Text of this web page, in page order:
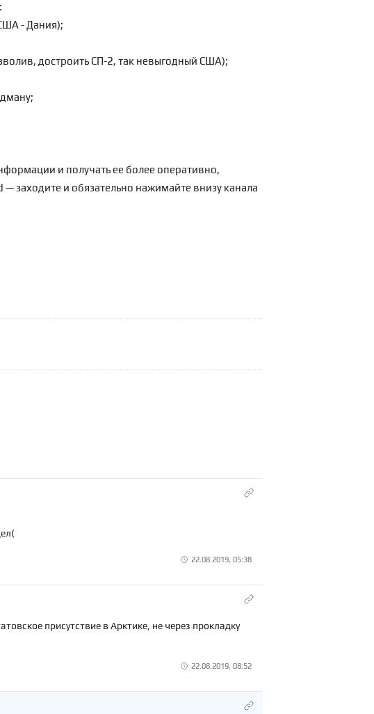
- Дания);
достроить СП-2, так невыгодный США);
и получать ее более оперативно,
— заходите и обязательно нажимайте внизу канала
22.08.2019, 05:38
присутствие в Арктике, не через прокладку
22.08.2019, 08:52